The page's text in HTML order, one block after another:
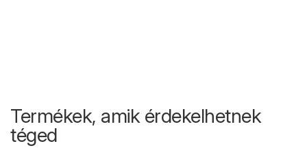
Termékek, amik érdekelhetnek
téged